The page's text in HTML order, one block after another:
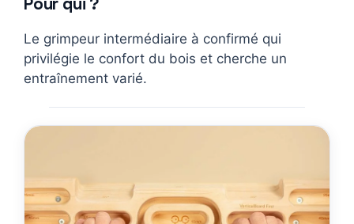
Le grimpeur intermédiaire à confirmé qui
privilégie le confort du bois et cherche un
entraînement varié.